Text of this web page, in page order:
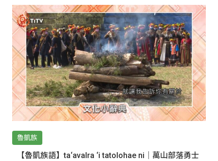
魯凱族
【魯凱族語】ta‘avalra ‘i tatolohae ni｜萬山部落勇士